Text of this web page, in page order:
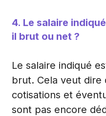
4. Le salaire
il brut ou net ?
Le salaire indiqué
brut. Cela veut dire
cotisations et
sont pas encore